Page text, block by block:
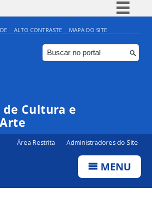
Simplifique!
Comunica BR
Participe
ALTO CONTRASTE MAPA DO SITE
Cultura e
Área Restrita Administradores do Site
MENU